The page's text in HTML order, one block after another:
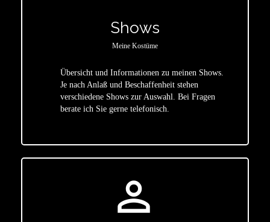
Shows
Meine Kostüme
Übersicht und Informationen zu meinen Shows.
Je nach Anlaß und Beschaffenheit stehen
verschiedene Shows zur Auswahl. Bei Fragen
berate ich Sie gerne telefonisch.
person_outline